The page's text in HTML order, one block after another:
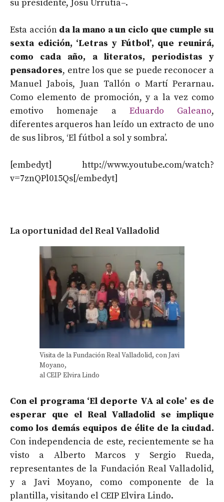
su presidente, Josu Urrutia–.
Esta acciónda la mano a un ciclo que cumple su
sexta edición, ‘Letras y Fútbol’, que reunirá,
como cada año, a literatos, periodistas y
pensadores, entre los que se puede reconocer a
Manuel Jabois, Juan Tallón o Martí Perarnau.
Como elemento de promoción, y a la vez como
emotivo homenaje a Eduardo Galeano,
diferentes arqueros han leído un extracto de uno
de sus libros, ‘El fútbol a sol y sombra’.
[embedyt] http://www.youtube.com/watch?
v=7znQPl015Qs[/embedyt]
La oportunidad del Real Valladolid
Visita de la Fundación Real Valladolid, con Javi
Moyano,
al CEIP Elvira Lindo
Con el programa ‘El deporte VA al cole’ es de
esperar que el Real Valladolid se implique
como los demás equipos de élite de la ciudad.
Con independencia de este, recientemente se ha
visto a Alberto Marcos y Sergio Rueda,
representantes de la Fundación Real Valladolid,
y a Javi Moyano, como componente de la
plantilla, visitando el CEIP Elvira Lindo.